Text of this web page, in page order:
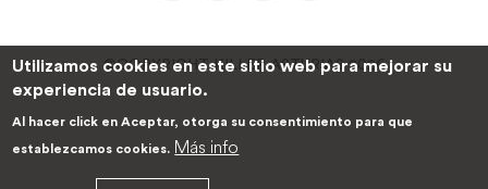
©COPYRIGHT KILLER ASTURIAS 2026
Utilizamos cookies en este sitio web para mejorar su
experiencia de usuario.
Al hacer click en Aceptar, otorga su consentimiento para que
establezcamos cookies. Más info